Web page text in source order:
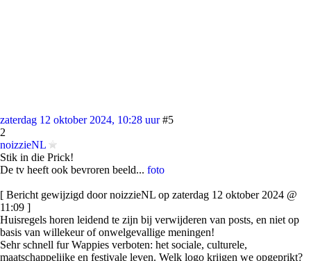
zaterdag 12 oktober 2024, 10:28 uur #5
2
noizzieNL
Stik in die Prick!
De tv heeft ook bevroren beeld... foto
[ Bericht gewijzigd door noizzieNL op zaterdag 12 oktober 2024 @
11:09 ]
Huisregels horen leidend te zijn bij verwijderen van posts, en niet op
basis van willekeur of onwelgevallige meningen!
Sehr schnell fur Wappies verboten: het sociale, culturele,
maatschappelijke en festivale leven. Welk logo krijgen we opgeprikt?